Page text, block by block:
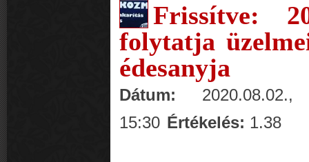
Frissítve:
folytatja
édesanyja
Dátum: 2020.08.02.,
15:30 Értékelés: 1.38